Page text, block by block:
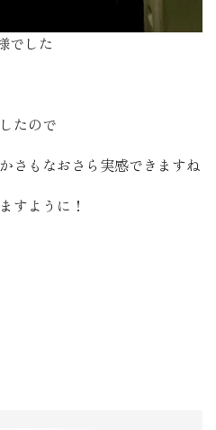
でした
たので
さもなおさら実感できますね
すように！